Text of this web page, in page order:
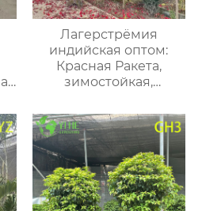
Лагерстрёмия
индийская оптом:
Красная Ракета,
зимостойкая,
куст